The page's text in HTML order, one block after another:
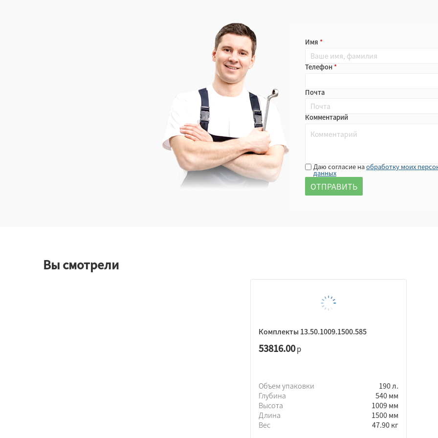
Имя
Телефон
Почта
Комментарий
Даю согласие наобработку моих
данных
Вы смотрели
Комплекты 13.50.1009.1500.585
53816.00р
Объем упаковки
190 л.
Глубина
540 мм
Высота
1009 мм
Длина
1500 мм
Вес
47.90 кг